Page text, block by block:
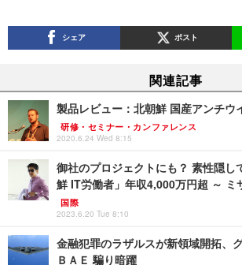
シェア ポスト
関連記事
製品レビュー：北朝鮮 国産アンチウ
研修・セミナー・カンファレンス
2020.6.24 Wed 8:15
御社のプロジェクトにも？ 素性隠し
鮮 IT労働者」年収4,000万円超 ～ ミ
国際
2023.6.20 Tue 8:10
金融犯罪のラザルスが新領域開拓、
ＢＡＥ 騙り暗躍